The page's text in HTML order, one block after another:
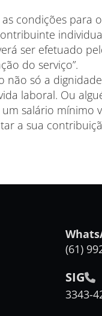
condições para
ser efetuado
do serviço”.
não só a
laboral. Ou
salário mínimo
a sua
(61)
SIG
3343-